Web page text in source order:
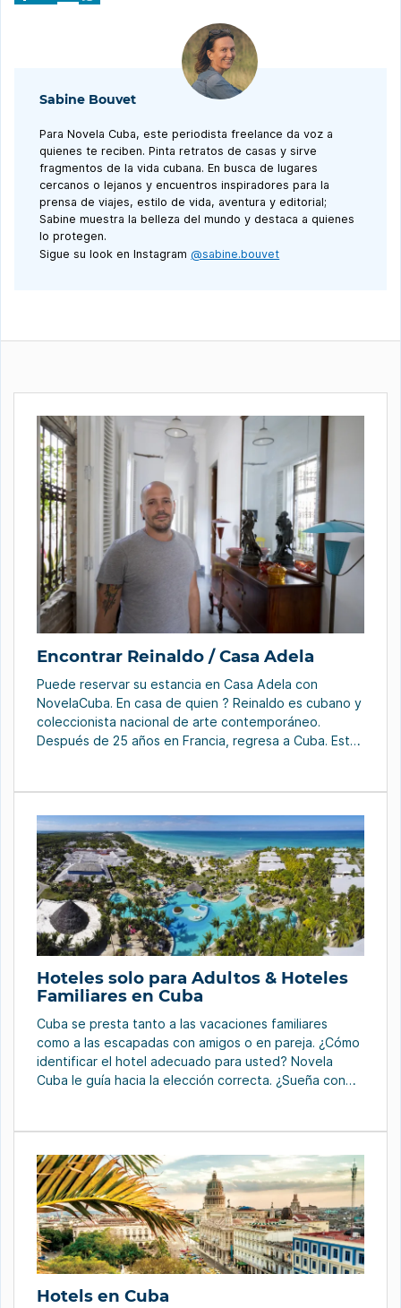
Sabine Bouvet
Para Novela Cuba, este periodista freelance da voz a
quienes te reciben. Pinta retratos de casas y sirve
fragmentos de la vida cubana. En busca de lugares
cercanos o lejanos y encuentros inspiradores para la
prensa de viajes, estilo de vida, aventura y editorial;
Sabine muestra la belleza del mundo y destaca a quienes
lo protegen.
Sigue su look en Instagram@sabine.bouvet
Encontrar Reinaldo / Casa Adela
Puede reservar su estancia en Casa Adela con
NovelaCuba. En casa de quien ? Reinaldo es cubano y
coleccionista nacional de arte contemporáneo.
Después de 25 años en Francia, regresa a Cuba. Esta
Para mí, […]
Hoteles solo para Adultos & Hoteles
Familiares en Cuba
Cuba se presta tanto a las vacaciones familiares
como a las escapadas con amigos o en pareja. ¿Cómo
identificar el hotel adecuado para usted? Novela
Cuba le guía hacia la elección correcta. ¿Sueña con
mar, […]
Hotels en Cuba